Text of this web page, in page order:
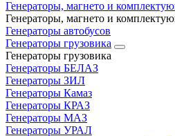
Генераторы, магнето и
Генераторы, магнето и
Генераторы автобусов
Генераторы грузовика
Генераторы грузовика
Генераторы БЕЛАЗ
Генераторы ЗИЛ
Генераторы Камаз
Генераторы КРАЗ
Генераторы МАЗ
Генераторы УРАЛ